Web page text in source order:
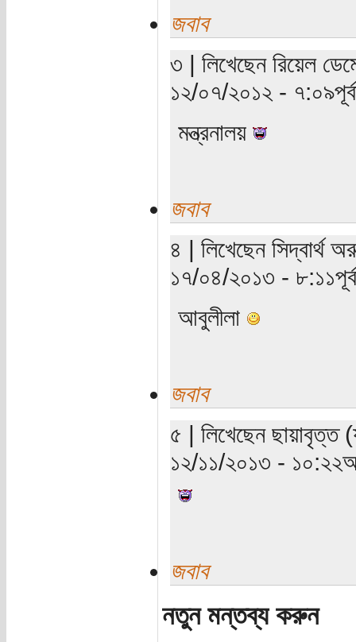
জবাব
৩ | লিখেছেন রিয়েল
১২/০৭/২০১২ -
মন্ত্রনালয়
জবাব
৪ | লিখেছেন সিদ্বার্থ
১৭/০৪/২০১৩ -
আবুলীলা
জবাব
৫ | লিখেছেন ছায়াবৃত্ত
১২/১১/২০১৩ -
জবাব
নতুন মন্তব্য করুন